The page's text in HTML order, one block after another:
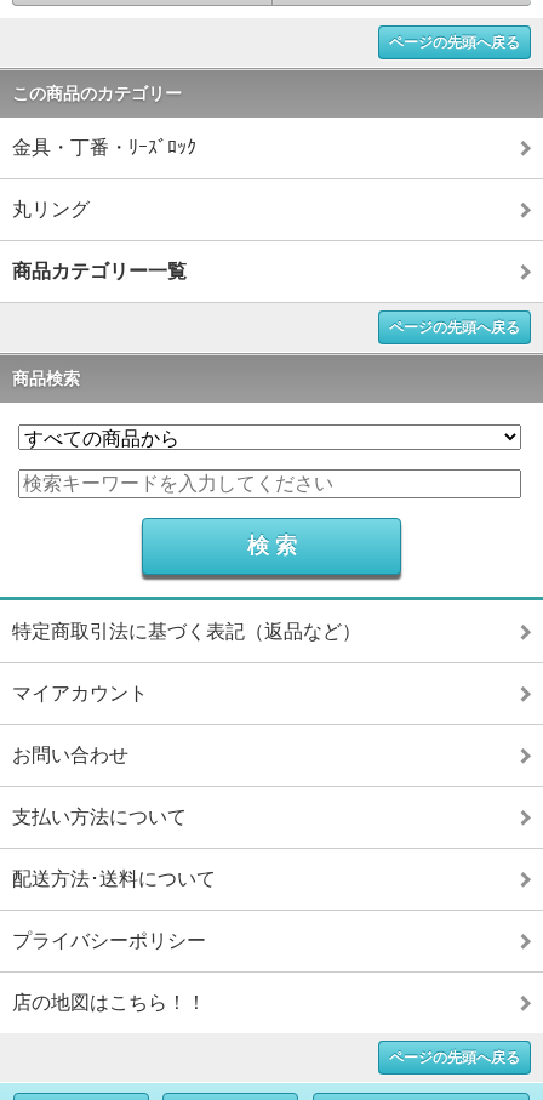
ページの先頭へ戻る
この商品のカテゴリー
金具・丁番・ﾘｰｽﾞﾛｯｸ
丸リング
商品カテゴリー一覧
ページの先頭へ戻る
商品検索
特定商取引法に基づく表記（返品など）
マイアカウント
お問い合わせ
支払い方法について
配送方法･送料について
プライバシーポリシー
店の地図はこちら！！
ページの先頭へ戻る